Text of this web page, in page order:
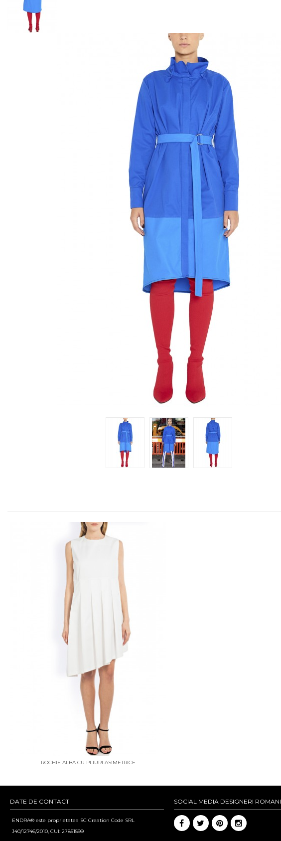
ROCHIE ALBA CU PLIURI ASIMETRICE
DATE DE CONTACT
ENDRA® este proprietatea SC Creation Code SRL
J40/12746/2010, CUI: 27851599
SOCIAL MEDIA DESIGNERI ROMANI